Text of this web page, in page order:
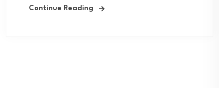
Continue Reading